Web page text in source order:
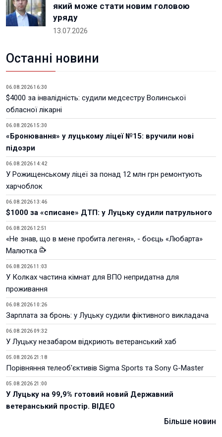
який може стати новим головою
уряду
13.07.2026
Останні новини
06.08.2026 16:30
$4000 за інвалідність: судили медсестру Волинської
обласної лікарні
06.08.2026 15:30
«Бронювання» у луцькому ліцеї №15: вручили нові
підозри
06.08.2026 14:42
У Рожищенському ліцеї за понад 12 млн грн ремонтують
харчоблок
06.08.2026 13:46
$1000 за «списане» ДТП: у Луцьку судили патрульного
06.08.2026 12:51
«Не знав, що в мене пробита легеня», - боєць «Любарта»
Малютка
06.08.2026 11:03
У Колках частина кімнат для ВПО непридатна для
проживання
06.08.2026 10:26
Зарплата за бронь: у Луцьку судили фіктивного викладача
06.08.2026 09:32
У Луцьку незабаром відкриють ветеранський хаб
05.08.2026 21:18
Порівняння телеоб'єктивів Sigma Sports та Sony G-Master
05.08.2026 21:00
У Луцьку на 99,9% готовий новий Державний
ветеранський простір. ВІДЕО
Більше новин